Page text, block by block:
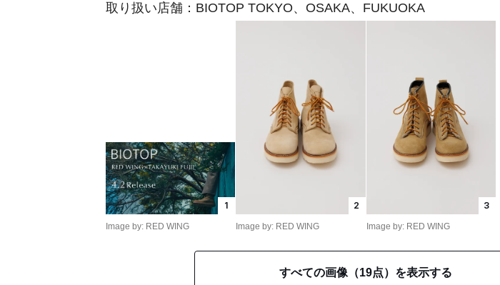
取り扱い店舗：BIOTOP TOKYO、OSAKA、FUKUOKA
1
Image by: RED WING
2
Image by: RED WING
3
Image by: RED WING
すべての画像（19点）を表示する